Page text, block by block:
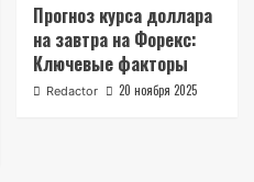
Прогноз курса доллара
на завтра на Форекс:
Ключевые факторы
Redactor 20 ноября 2025